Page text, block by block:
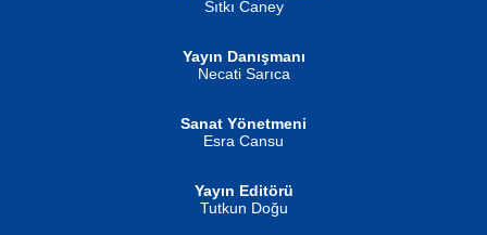
Sıtkı Caney
Yayın Danışmanı
Necati Sarıca
Sanat Yönetmeni
Esra Cansu
Yayın Editörü
Tutkun Doğu